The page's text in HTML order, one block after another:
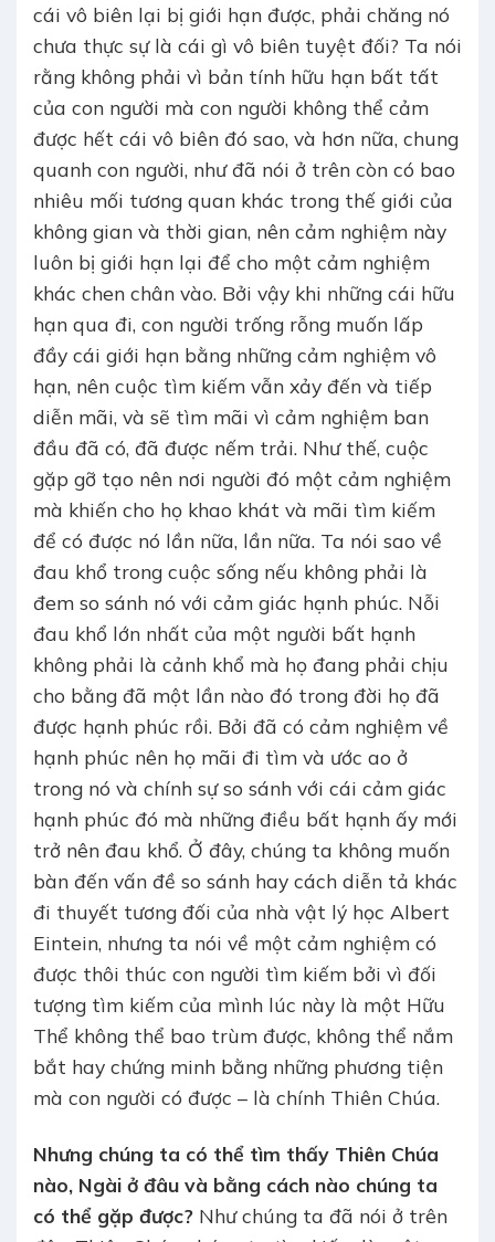
cái vô biên lại bị giới hạn được, phải chăng nó
chưa thực sự là cái gì vô biên tuyệt đối? Ta nói
rằng không phải vì bản tính hữu hạn bất tất
của con người mà con người không thể cảm
được hết cái vô biên đó sao, và hơn nữa, chung
quanh con người, như đã nói ở trên còn có bao
nhiêu mối tương quan khác trong thế giới của
không gian và thời gian, nên cảm nghiệm này
luôn bị giới hạn lại để cho một cảm nghiệm
khác chen chân vào. Bởi vậy khi những cái hữu
hạn qua đi, con người trống rỗng muốn lấp
đầy cái giới hạn bằng những cảm nghiệm vô
hạn, nên cuộc tìm kiếm vẫn xảy đến và tiếp
diễn mãi, và sẽ tìm mãi vì cảm nghiệm ban
đầu đã có, đã được nếm trải. Như thế, cuộc
gặp gỡ tạo nên nơi người đó một cảm nghiệm
mà khiến cho họ khao khát và mãi tìm kiếm
để có được nó lần nữa, lần nữa. Ta nói sao về
đau khổ trong cuộc sống nếu không phải là
đem so sánh nó với cảm giác hạnh phúc. Nỗi
đau khổ lớn nhất của một người bất hạnh
không phải là cảnh khổ mà họ đang phải chịu
cho bằng đã một lần nào đó trong đời họ đã
được hạnh phúc rồi. Bởi đã có cảm nghiệm về
hạnh phúc nên họ mãi đi tìm và ước ao ở
trong nó và chính sự so sánh với cái cảm giác
hạnh phúc đó mà những điều bất hạnh ấy mới
trở nên đau khổ. Ở đây, chúng ta không muốn
bàn đến vấn đề so sánh hay cách diễn tả khác
đi thuyết tương đối của nhà vật lý học Albert
Eintein, nhưng ta nói về một cảm nghiệm có
được thôi thúc con người tìm kiếm bởi vì đối
tượng tìm kiếm của mình lúc này là một Hữu
Thể không thể bao trùm được, không thể nắm
bắt hay chứng minh bằng những phương tiện
mà con người có được – là chính Thiên Chúa.
Nhưng chúng ta có thể tìm thấy Thiên Chúa
nào, Ngài ở đâu và bằng cách nào chúng ta
có thể gặp được? Như chúng ta đã nói ở trên